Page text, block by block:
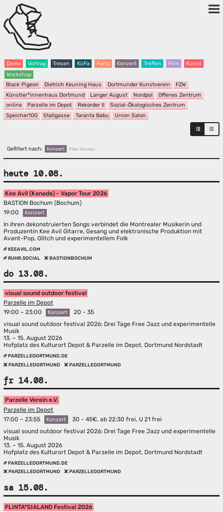
Demo Vortrag Tresen KüFa Party Konzert Treffen Film
Kunst
Workshop
Black Pigeon
Dietrich Keuning Haus Dortmunder Kunstverein
FZW
Künstler*innenhaus Dortmund
Langer August Nordpol
Offenes Zentrum
online
Parzelle im Depot Rekorder II
Sozial-Ökologisches Zentrum
Speicher100
Stallgasse Taranta Babu Union Salon
Gefiltert nach: Konzert Filter löschen
heute 10.08.
Kee Avil (Kanada) - Vapor Tour 2026
BASTION Bochum (Bochum)
19:00
Konzert
In ihren dekonstruierten Songs verbindet die Montrealer Musikerin und
Produzentin Kee Avil Gitarre, Gesang und elektronische Produktion mit
Avant-Pop, Glitch und experimentellem Folk
KEEAVIL.COM
RUHR.SOCIAL
BASTIONBOCHUM
do 13.08.
visual sound outdoor festival
Parzelle im Depot
19:00 – 23:00
Konzert
20 - 35
visual sound outdoor festival 2026: Drei Tage Free Jazz und experimentelle
Musik
13. – 15. August 2026
Hofplatz des Kulturort Depot & Parzelle im Depot, Dortmund Nordstadt
PARZELLEDORTMUND.DE
PARZELLEDORTMUND
PARZELLEDORTMUND
fr 14.08.
Parzelle Verein e.V.
Parzelle im Depot
17:00 – 23:55
Konzert
30 - 45€, ab 22:30 frei, U 21 frei
visual sound outdoor festival 2026: Drei Tage Free Jazz und experimentelle
Musik
13. – 15. August 2026
Hofplatz des Kulturort Depot & Parzelle im Depot, Dortmund Nordstadt
PARZELLEDORTMUND.DE
PARZELLEDORTMUND
PARZELLEDORTMUND
sa 15.08.
FLINTA*SIALAND Festival 2026